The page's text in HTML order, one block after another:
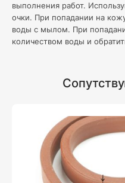
выполнения работ.
очки. При попадании на
воды с мылом. При
количеством воды и